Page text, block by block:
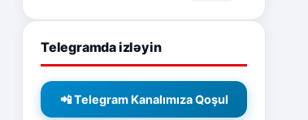
Telegramda izləyin
📲 Telegram Kanalımıza Qoşul